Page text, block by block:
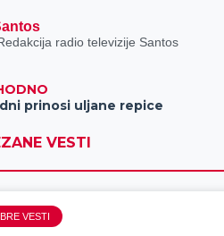
radio televizije Santos
prinosi uljane repice
VESTI
VESTI